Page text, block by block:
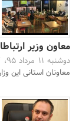
معاون وزیر
دوشنبه 11 مرداد 95، 11:17 -
معاونان استانی این